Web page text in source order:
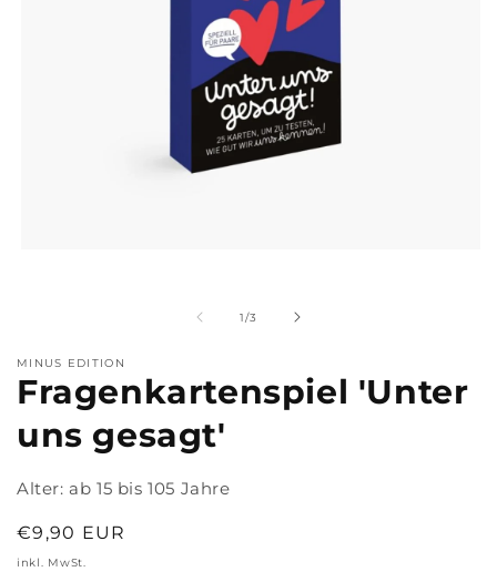
1/von
3
MINUS EDITION
Fragenkartenspiel 'Unter
uns gesagt'
Alter: ab 15 bis 105 Jahre
Normaler
Preis
€9,90 EUR
inkl. MwSt.